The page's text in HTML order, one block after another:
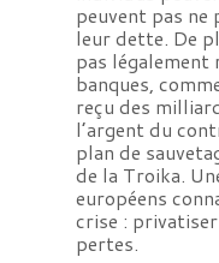
peuvent pas ne
leur dette. De
pas légalement
banques,
reçu des
l’argent du
plan de
de la Troika.
européens
crise :
pertes.